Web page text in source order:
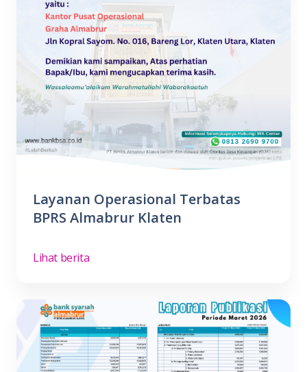
Layanan Operasional Terbatas
BPRS Almabrur Klaten
Lihat berita